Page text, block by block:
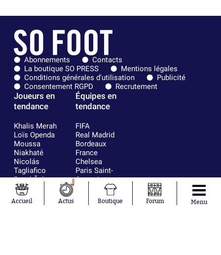
Abonnements
Contacts
La boutique SO PRESS
Mentions légales
Conditions générales d'utilisation
Publicité
Consentement RGPD
Recrutement
Joueurs en
tendance
Khalis Merah
Loïs Openda
Moussa
Niakhaté
Nicolás
Tagliafico
Pavel Šulc
Gauthier Hein
Lionel Messi
Gonzalo
Équipes en
tendance
FIFA
Real Madrid
Bordeaux
France
Chelsea
Paris Saint-
Germain
Olympique
lyonnais
AC Milan
Accueil
1
Actus Boutique Forum Menu